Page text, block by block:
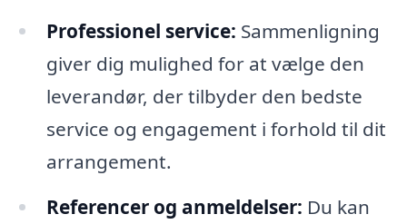
Professionel service: Sammenligning
giver dig mulighed for at vælge den
leverandør, der tilbyder den bedste
service og engagement i forhold til dit
arrangement.
Referencer og anmeldelser: Du kan